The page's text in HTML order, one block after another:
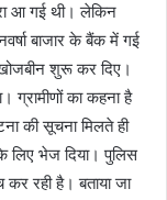
आ गई थी। लेकिन
बाजार के बैंक में गई
शुरू कर दिए।
ग्रामीणों का कहना है
की सूचना मिलते ही
लिए भेज दिया। पुलिस
रही है। बताया जा